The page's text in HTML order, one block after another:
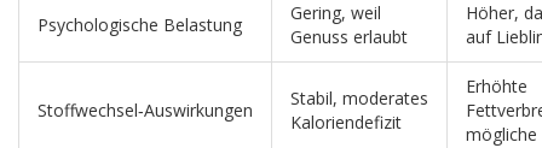
Psychologische Belastung
Gering, weil
Genuss erlaubt
Höher,
auf
Stoffwechsel‑Auswirkungen
Stabil, moderates
Kaloriendefizit
Erhöhte
mögliche